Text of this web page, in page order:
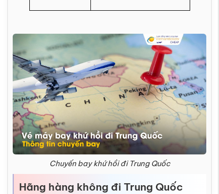
Chuyến bay khứ hồi đi Trung Quốc
Hãng hàng không đi Trung Quốc